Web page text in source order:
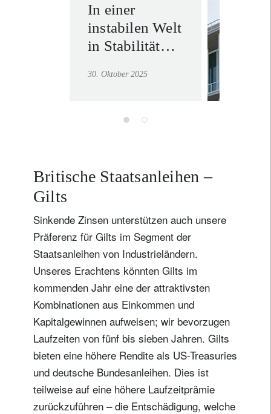
In einer
instabilen Welt
in Stabilität
30. Oktober 2025
Britische Staatsanleihen –
Gilts
Sinkende Zinsen unterstützen auch unsere
Präferenz für Gilts im Segment der
Staatsanleihen von Industrieländern.
Unseres Erachtens könnten Gilts im
kommenden Jahr eine der attraktivsten
Kombinationen aus Einkommen und
Kapitalgewinnen aufweisen; wir bevorzugen
Laufzeiten von fünf bis sieben Jahren. Gilts
bieten eine höhere Rendite als US-Treasuries
und deutsche Bundesanleihen. Dies ist
teilweise auf eine höhere Laufzeitprämie
zurückzuführen – die Entschädigung, welche